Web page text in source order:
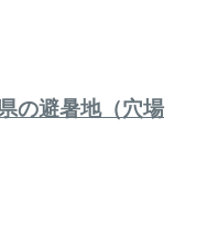
の避暑地（穴場